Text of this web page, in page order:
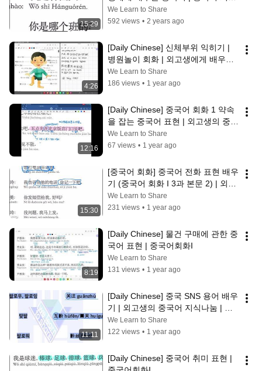
15:29
대화문
We Learn to Share
592 views • 2 years ago
4:26
[Daily Chinese] 신체부위 익히기 |
병원놀이 회화 | 외고생에게 배우는
기초중국어
We Learn to Share
186 views • 1 year ago
12:16
[Daily Chinese] 중국어 회화 1 약속
을 잡는 중국어 표현 | 외고생의 중국
어 지식나눔
We Learn to Share
67 views • 1 year ago
15:30
[중국어 회화] 중국어 전화 표현 배우
기 (중국어 회화 I 3과 본문 2) | 외고
생의 실용적인 중국어 지식나눔
We Learn to Share
231 views • 1 year ago
8:19
[Daily Chinese] 물건 구매에 관한 중
국어 표현 | 중국어회화I
We Learn to Share
131 views • 1 year ago
11:11
[Daily Chinese] 중국 SNS 용어 배우
기 | 외고생의 중국어 지식나눔 | 중
국어 자주 쓰는 표현, 중국 문화
We Learn to Share
122 views • 1 year ago
[Daily Chinese] 중국어 취미 표현 |